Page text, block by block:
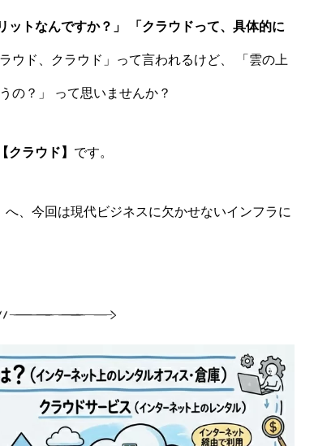
ットなんですか？」 「クラウドって、具体的に
ウド、クラウド」って言われるけど、 「雲の上
の？」 って思いませんか？
【クラウド】 です。
、今回は現代ビジネスに欠かせないインフラに